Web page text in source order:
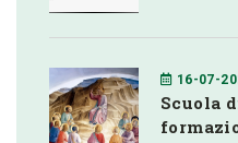
16-07-
Scuola